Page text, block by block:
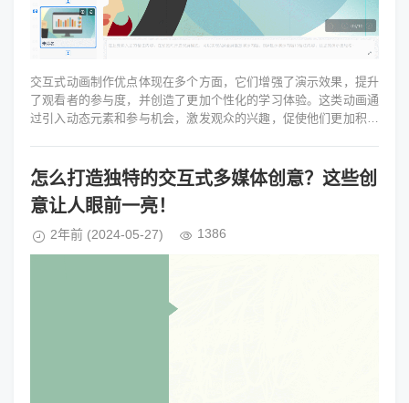
交互式动画制作优点体现在多个方面，它们增强了演示效果，提升
了观看者的参与度，并创造了更加个性化的学习体验。这类动画通
过引入动态元素和参与机会，激发观众的兴趣，促使他们更加积极
怎么打造独特的交互式多媒体创意？这些创
意让人眼前一亮！
2年前 (2024-05-27) 1386